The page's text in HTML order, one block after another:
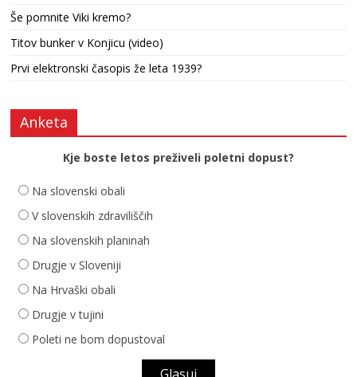
Še pomnite Viki kremo?
Titov bunker v Konjicu (video)
Prvi elektronski časopis že leta 1939?
Anketa
Kje boste letos preživeli poletni dopust?
Na slovenski obali
V slovenskih zdraviliščih
Na slovenskih planinah
Drugje v Sloveniji
Na Hrvaški obali
Drugje v tujini
Poleti ne bom dopustoval